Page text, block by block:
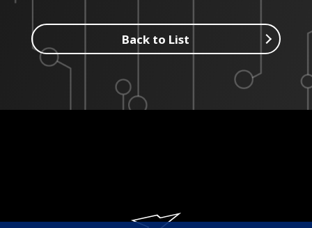
Back to List